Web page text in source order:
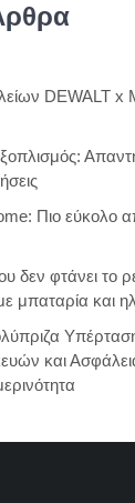
DEWALT x
Πιο εύκολο
δεν φτάνει το
μπαταρία και
και